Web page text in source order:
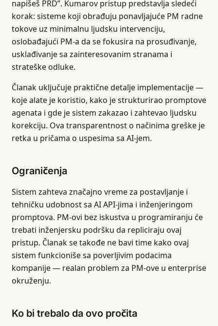
napišeš PRD”. Kumarov pristup predstavlja sledeći
korak: sisteme koji obrađuju ponavljajuće PM radne
tokove uz minimalnu ljudsku intervenciju,
oslobađajući PM-a da se fokusira na prosuđivanje,
usklađivanje sa zainteresovanim stranama i
strateške odluke.
Članak uključuje praktične detalje implementacije —
koje alate je koristio, kako je strukturirao promptove
agenata i gde je sistem zakazao i zahtevao ljudsku
korekciju. Ova transparentnost o načinima greške je
retka u pričama o uspesima sa AI-jem.
Ograničenja
Sistem zahteva značajno vreme za postavljanje i
tehničku udobnost sa AI API-jima i inženjeringom
promptova. PM-ovi bez iskustva u programiranju će
trebati inženjersku podršku da repliciraju ovaj
pristup. Članak se takođe ne bavi time kako ovaj
sistem funkcioniše sa poverljivim podacima
kompanije — realan problem za PM-ove u enterprise
okruženju.
Ko bi trebalo da ovo pročita